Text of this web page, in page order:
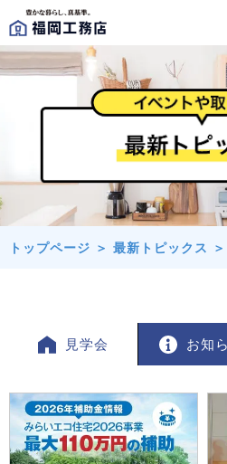
トップページ ＞ 最新トピックス ＞
見学会 お知